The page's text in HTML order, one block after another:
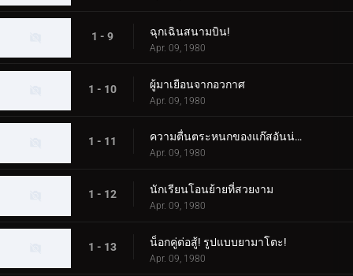
1 - 9 ฉุกเฉินสนามบิน!
Apr. 09, 1980
1 - 10 ผู้มาเยือนจากอวกาศ
Apr. 09, 1980
1 - 11 ความตื่นตระหนกของแก๊สอันน่าสยดสยอง
Apr. 09, 1980
1 - 12 นักเรียนโอนย้ายที่สวยงาม
Apr. 09, 1980
1 - 13 น็อกคู่ต่อสู้! รูปแบบยามาโตะ!
Apr. 09, 1980